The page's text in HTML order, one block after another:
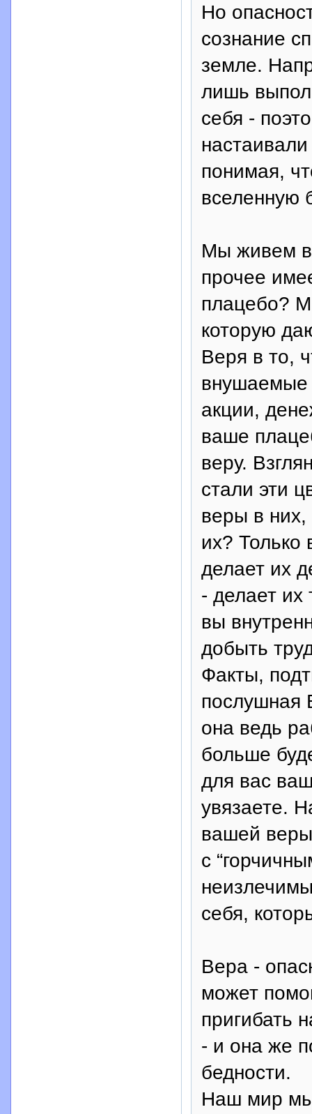
Но
сознание
земле.
лишь
себя -
понимая,
вселенную
Мы живем в
прочее
плацебо?
которую
Веря в то,
внушаемые
акции,
ваше
веру.
стали эти
веры в них,
их? Только
делает их
- делает
вы
добыть
Факты,
послушная
она ведь
больше
для вас
увязаете.
вашей веры
с
себя,
Вера -
может
пригибать
- и она же
бедности.
Наш мир мы